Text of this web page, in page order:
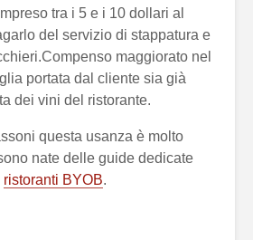
tra i 5 e i 10 dollari al
del servizio di stappatura e
maggiorato nel
portata dal cliente sia già
dei vini del ristorante.
questa usanza è molto
nate delle guide dedicate
ristoranti BYOB.